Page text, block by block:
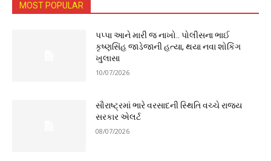
MOST POPULAR
પપ્પા આને મારી જ નાખો.. પોલીસના ભાઈ
કૃષ્ણસિંહ જાડેજાની હત્યા, થયા નવા શોકિંગ
ખુલાસા
10/07/2026
સૌરાષ્ટ્રમાં ભારે વરસાદની સ્થિતિ વચ્ચે રાજ્ય
સરકાર એલર્ટ
08/07/2026